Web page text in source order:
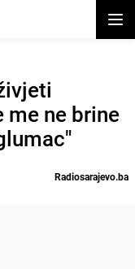
me ne brine
Radiosarajevo.ba